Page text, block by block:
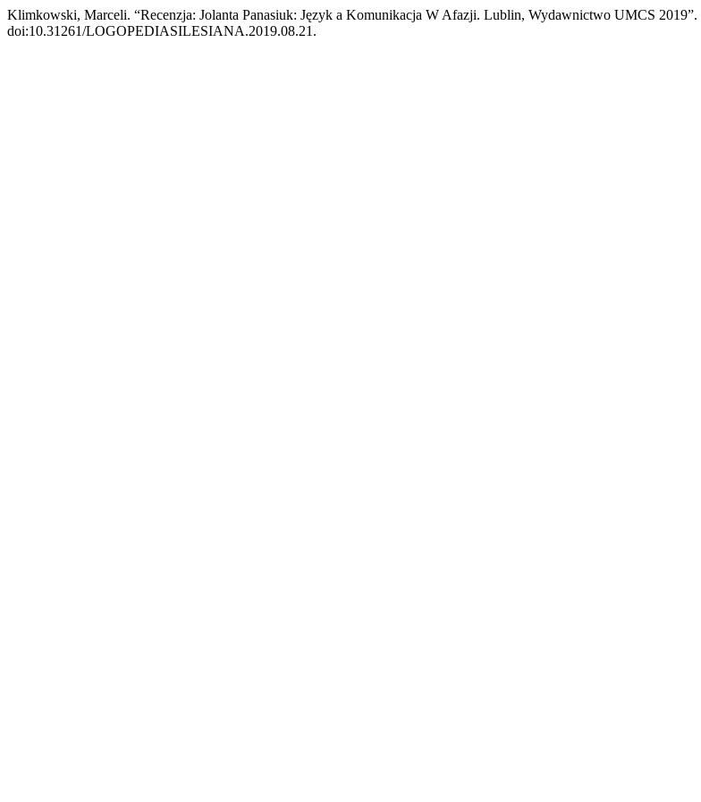
Klimkowski, Marceli. “Recenzja: Jolanta Panasiuk: Język a Komunikacja W Afazji. Lublin, Wydawnictwo UMCS 2019”.
doi:10.31261/LOGOPEDIASILESIANA.2019.08.21.